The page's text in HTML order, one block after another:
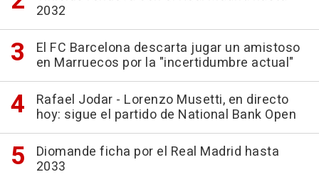
2032
El FC Barcelona descarta jugar un amistoso
en Marruecos por la "incertidumbre actual"
Rafael Jodar - Lorenzo Musetti, en directo
hoy: sigue el partido de National Bank Open
Diomande ficha por el Real Madrid hasta
2033